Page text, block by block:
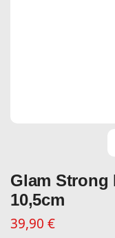
Glam Strong
10,5cm
39,90 €